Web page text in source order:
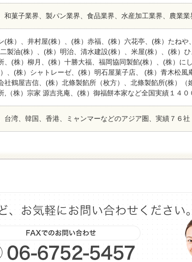
和菓子業界、製パン業界、食品業界、水産加工業界、農業
(株）、井村屋(株）、(株）赤福、(株）六花亭、(株）たねや
製油(株）、(株）明治、清水建設(株）、米屋(株）、(株）ひ
、(株）柳月、(株）十勝大福、福岡協同製餡(株）、(株）に
、(株）シャトレーゼ、(株）明石屋菓子店、 (株）青木松風
社鶴屋吉信、(株）北條製餡所（枚方）、北條製餡所(株）（
,（株）宗家 源吉兆庵、(株）御福餅本家など全国実績１４０
台湾、韓国、香港、ミャンマーなどのアジア圏、実績７６社